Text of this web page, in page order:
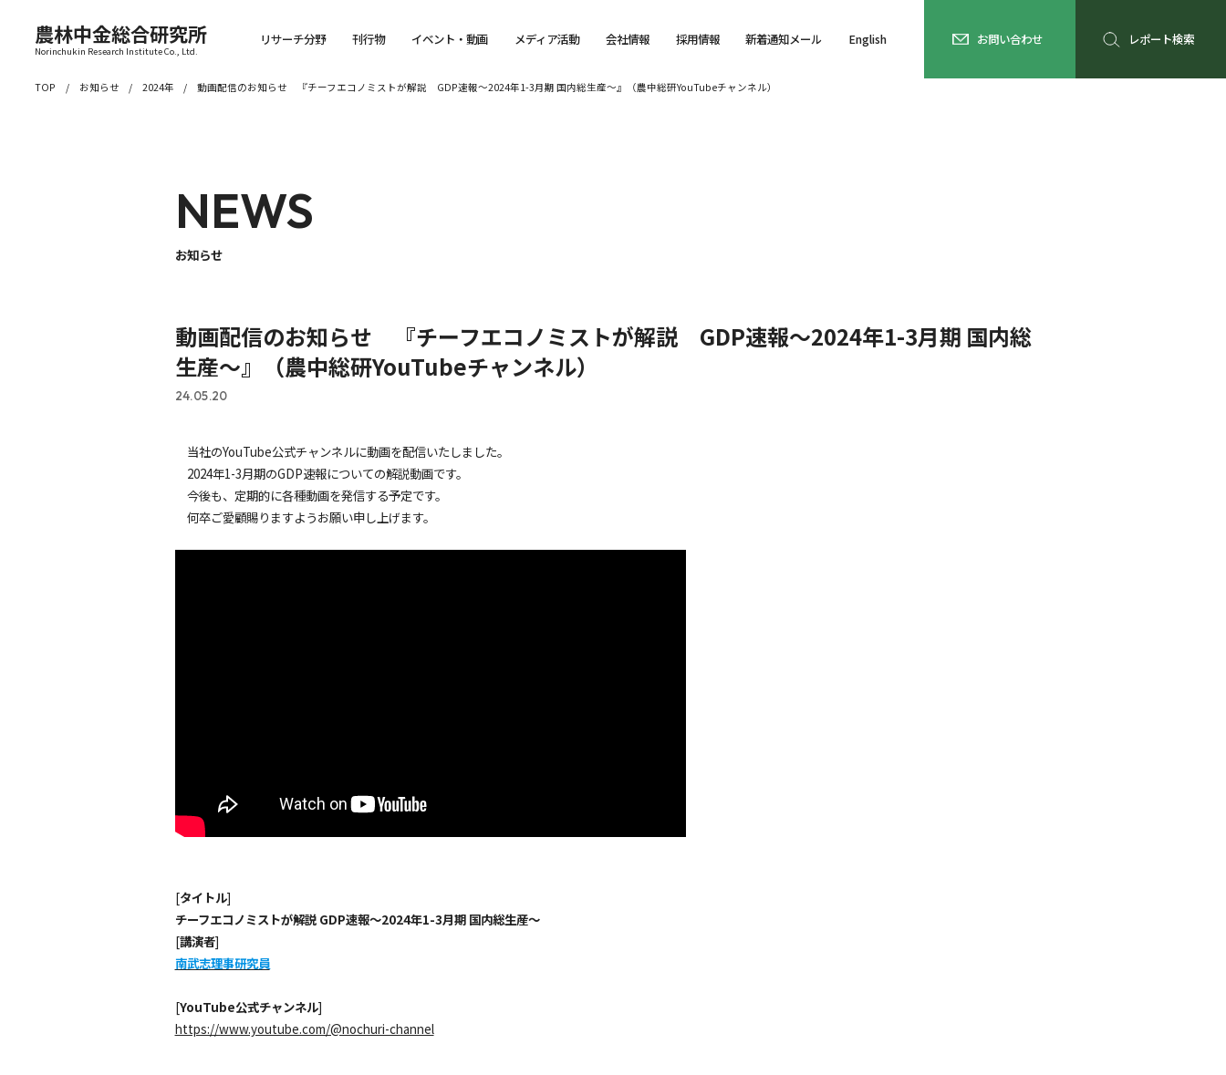
農林中金総合研究所
Norinchukin Research Institute Co., Ltd.
リサーチ分野 刊行物 イベント・動画 メディア活動 会社情報 採用情報 新着通知メール English お問い合わせ レポート検索
TOP お知らせ 2024年 動画配信のお知らせ 『チーフエコノミストが解説 GDP速報～2024年1-3月期 国内総生産～』（農中総研YouTubeチャンネル）
NEWS
お知らせ
動画配信のお知らせ 『チーフエコノミストが解説 GDP速報～2024年1-3月期 国内総
生産～』（農中総研YouTubeチャンネル）
24.05.20
当社のYouTube公式チャンネルに動画を配信いたしました。
2024年1-3月期のGDP速報についての解説動画です。
今後も、定期的に各種動画を発信する予定です。
何卒ご愛顧賜りますようお願い申し上げます。
[タイトル]
チーフエコノミストが解説 GDP速報～2024年1-3月期 国内総生産～
[講演者]
南武志理事研究員
[YouTube公式チャンネル]
https://www.youtube.com/@nochuri-channel